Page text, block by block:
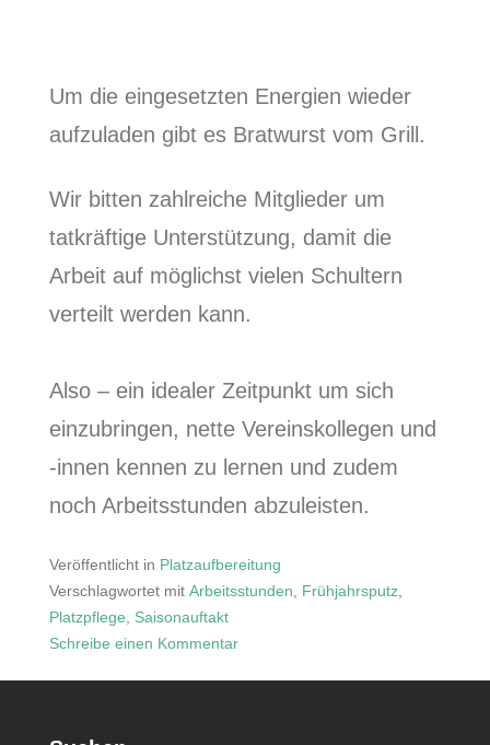
Um die eingesetzten Energien wieder
aufzuladen gibt es Bratwurst vom Grill.
Wir bitten zahlreiche Mitglieder um
tatkräftige Unterstützung, damit die
Arbeit auf möglichst vielen Schultern
verteilt werden kann.
Also – ein idealer Zeitpunkt um sich
einzubringen, nette Vereinskollegen und
-innen kennen zu lernen und zudem
noch Arbeitsstunden abzuleisten.
Veröffentlicht in Platzaufbereitung
Verschlagwortet mit Arbeitsstunden Frühjahrsputz,
Platzpflege
Saisonauftakt
Schreibe einen Kommentar